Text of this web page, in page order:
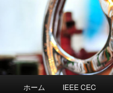
ホーム IEEE CEC